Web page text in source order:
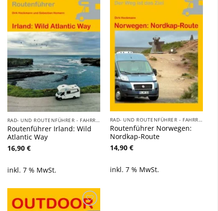
Zu
Wunschliste
hinzufügen
RAD- UND ROUTENFÜHRER - FAHRRAD, AUTO, WOHNMOBIL, BOOT
Routenführer Irland: Wild
Atlantic Way
16,90 €
inkl. 7 % MwSt.
Wunschliste
hinzufügen
RAD- UND ROUTENFÜHRER - FAHRRAD, AUTO, WOHNMOBIL, BOOT
Routenführer Norwegen:
Nordkap-Route
14,90 €
inkl. 7 % MwSt.